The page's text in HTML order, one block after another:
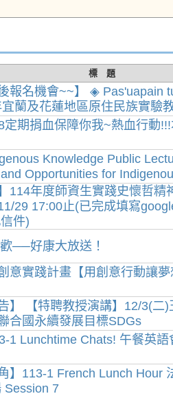
標 題
報名機會~~】 ◈ Pas'uapain
蘭及花蓮地區原住民族實驗
定期捐血保障你我~熱血行動
Knowledge Public
Opportunities for
114年度師資生實踐史懷哲精
29 17:00止(已完成填寫
件)
──好康大放送！
意實踐計畫【用創意行動讓
】 【特聘教授演講】12/3(二
合國永續發展目標SDGs
1 Lunchtime Chats! 午餐英
】113-1 French Lunch Hour
Session 7